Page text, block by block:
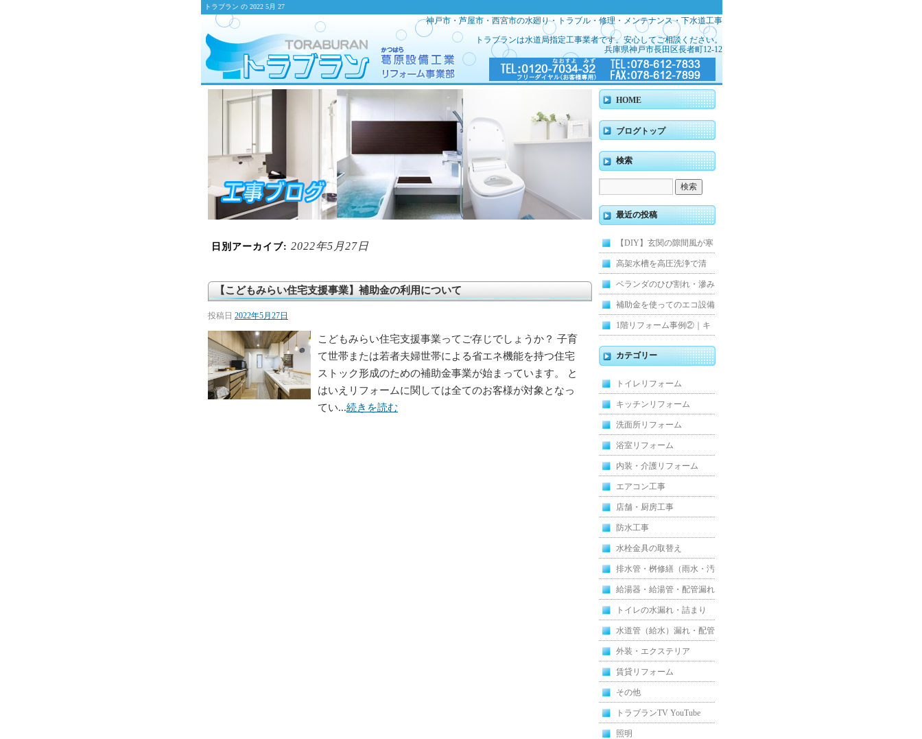
トラブラン の 2022 5月 27
神戸市・芦屋市・西宮市の水廻り・トラブル・修理・メンテナンス・下水道工事
トラブランは水道局指定工事業者です。安心してご相談ください。
兵庫県神戸市長田区長者町12-12
日別アーカイブ: 2022年5月27日
【こどもみらい住宅支援事業】補助金の利用について
投稿日 2022年5月27日
こどもみらい住宅支援事業ってご存じでしょうか？ 子育
て世帯または若者夫婦世帯による省エネ機能を持つ住宅
ストック形成のための補助金事業が始まっています。 と
はいえリフォームに関しては全てのお客様が対象となっ
てい...続きを読む
HOME
ブログトップ
検索
最近の投稿
【DIY】玄関の隙間風が寒
くて断熱ドアに交換しまし
た
高架水槽を高圧洗浄で清
掃！衛生的な給水環境を維
持｜施工事例
ベランダのひび割れ・滲み
を解消！賃貸マンション防
水工事
補助金を使ってのエコ設備
住宅リフォーム
1階リフォーム事例②｜キ
ッチン・床・収納を一新
し、扉新設で動線を整えた
全面改修
カテゴリー
トイレリフォーム
キッチンリフォーム
洗面所リフォーム
浴室リフォーム
内装・介護リフォーム
エアコン工事
店舗・厨房工事
防水工事
水栓金具の取替え
排水管・桝修繕（雨水・汚
水）
給湯器・給湯管・配管漏れ
トイレの水漏れ・詰まり
水道管（給水）漏れ・配管
外装・エクステリア
賃貸リフォーム
その他
トラブランTV YouTube
照明